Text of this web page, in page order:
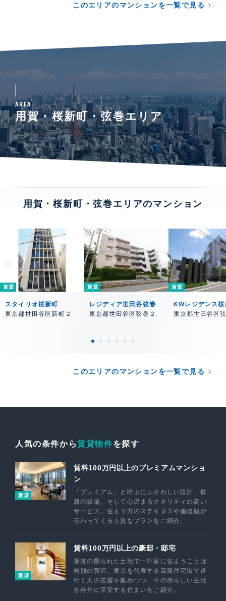
このエリアのマンションを一覧で見る
AREA
用賀・桜新町・弦巻エリア
用賀・桜新町・弦巻エリアのマンション
賃貸
スタイリオ桜新町
東京都世田谷区新町２
賃貸
レジディア世田谷弦巻
東京都世田谷区弦巻２
賃貸
KWレジデンス
東京都世田谷区
このエリアのマンションを一覧で見る
人気の条件から賃貸物件を探す
賃貸
賃料100万円以上のプレミアムマンショ
ン
「プレミアム」と呼ぶにふさわしい設計、最
新の設備、そして心温まるクオリティの高い
サービス。住まう方のステイタスや価値観が
伝わってくる上質なプランをご紹介。
賃貸
賃料100万円以上の豪邸・邸宅
東京の限られた土地で一軒家に住まうことは
格別の贅沢。東京を代表する高級住宅街で道
行く人の羨望を集めつつ、その街らしい生活
を存分に享受する住まいをご紹介。